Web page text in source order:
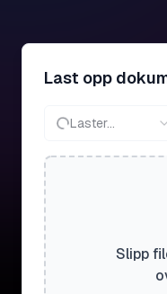
Last opp
Laster...
Slipp